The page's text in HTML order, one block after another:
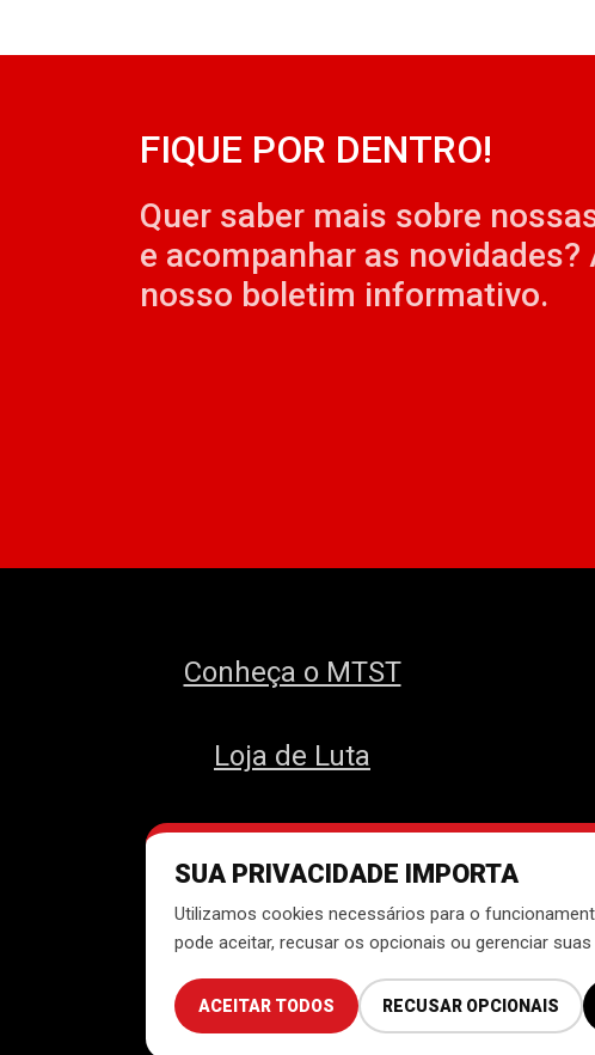
SUA PRIVACIDADE IMPORTA
Utilizamos cookies necessários para o
pode aceitar, recusar os opcionais ou gerenciar
ACEITAR TODOS RECUSAR OPCIONAIS
FIQUE POR DENTRO!
Quer saber mais sobre
e acompanhar as novidades?
nosso boletim informativo.
Conheça o MTST
Loja de Luta